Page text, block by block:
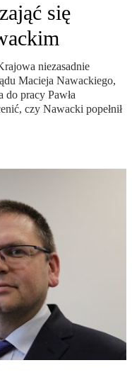
się
niezasadnie
Macieja Nawackiego,
pracy Pawła
czy Nawacki popełnił